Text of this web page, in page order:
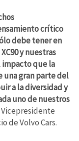
crítico
debe tener en
y nuestras
impacto que la
una gran parte del
a la diversidad y
uno de nuestros
de Volvo Cars.